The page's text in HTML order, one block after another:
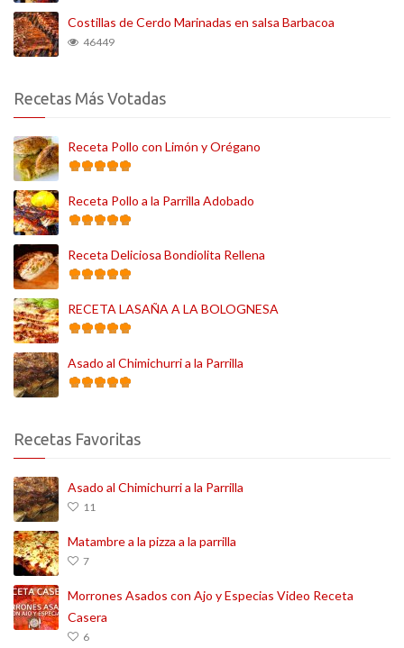
Costillas de Cerdo Marinadas en salsa Barbacoa
46449
Recetas Más Votadas
Receta Pollo con Limón y Orégano
Receta Pollo a la Parrilla Adobado
Receta Deliciosa Bondiolita Rellena
RECETA LASAÑA A LA BOLOGNESA
Asado al Chimichurri a la Parrilla
Recetas Favoritas
Asado al Chimichurri a la Parrilla
11
Matambre a la pizza a la parrilla
7
Morrones Asados con Ajo y Especias Video Receta
Casera
6